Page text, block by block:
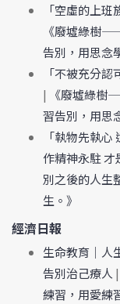
「空虛的上
《廢墟綠樹
告別，用思念
「不被充分
|
《廢墟綠樹
習告別，用思
「執物先執
作精神永駐 才
別之後的人生
生。》
經濟日報
生命教育｜人
告別治己療人|
練習，用愛練